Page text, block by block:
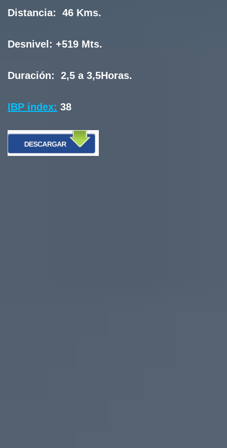
Distancia: 46 Kms.
Desnivel: +519 Mts.
Duración: 2,5 a 3,5Horas.
IBP index: 38